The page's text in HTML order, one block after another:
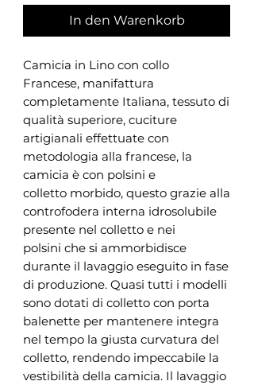
In den Warenkorb
Camicia in Lino con collo
Francese, manifattura
completamente Italiana, tessuto di
qualità superiore, cuciture
artigianali effettuate con
metodologia alla francese, la
camicia è con polsini e
colletto morbido, questo grazie alla
controfodera interna idrosolubile
presente nel colletto e nei
polsini che si ammorbidisce
durante il lavaggio eseguito in fase
di produzione. Quasi tutti i modelli
sono dotati di colletto con porta
balenette per mantenere integra
nel tempo la giusta curvatura del
colletto, rendendo impeccabile la
vestibilità della camicia. Il lavaggio